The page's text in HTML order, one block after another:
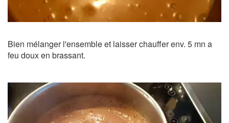
Bien mélanger l'ensemble et laisser chauffer env. 5 mn a
feu doux en brassant.